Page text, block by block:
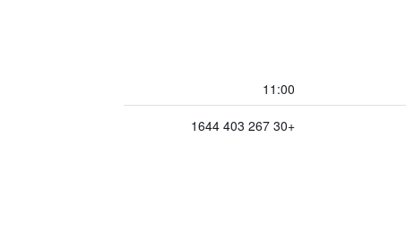
11:00
+30 267 403 1644